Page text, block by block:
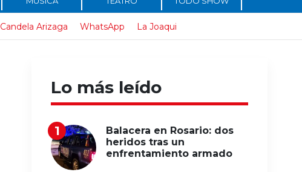
Candela Arizaga WhatsApp La Joaqui
Lo más leído
Balacera en Rosario: dos
heridos tras un
enfrentamiento armado